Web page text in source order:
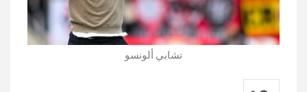
تشابي ألونسو